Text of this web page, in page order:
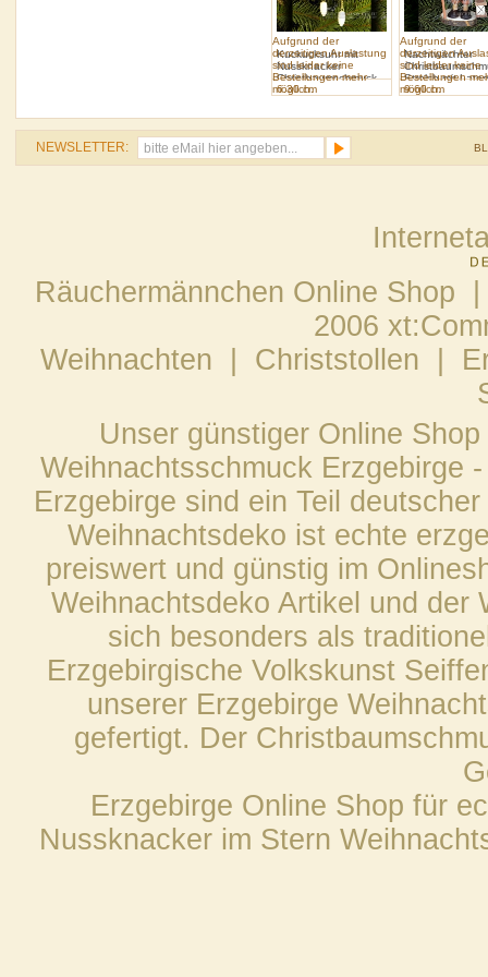
Kuckucksuhr mit
Nussknacker
Christbaumschmuck
braun
6.30 cm
Aufgrund der
derzeitigen Auslastung
sind leider keine
Bestellungen mehr
möglich.
Nachtwächter
Strolch mit
9.60 cm
Aufgrund der
derzeitigen
sind leider keine
Bestellungen
möglich.
NEWSLETTER:
Räuchermännchen Online
2006
Weihnachten
Christstollen
Unser günstiger Online
Weihnachtsschmuck Erzgebirge
Erzgebirge sind ein Teil
Weihnachtsdeko ist echte
preiswert und günstig im
Weihnachtsdeko Artikel und der
sich besonders als
Erzgebirgische Volkskunst
unserer Erzgebirge
gefertigt. Der
Erzgebirge Online Shop für
Nussknacker im Stern